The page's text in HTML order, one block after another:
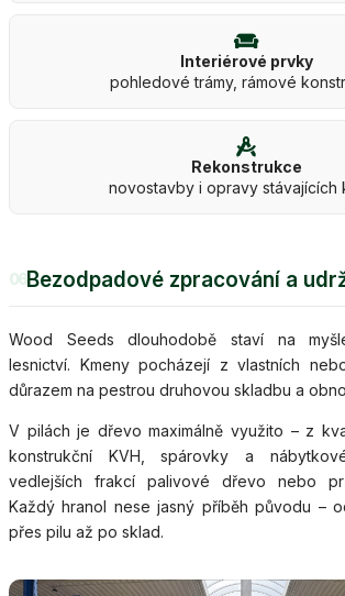
Interiérové prvky
pohledové trámy, rámové
Rekonstrukce
novostavby i opravy stávajících
06Bezodpadové zpracování a
Wood Seeds dlouhodobě staví na
lesnictví. Kmeny pocházejí z vlastních
důrazem na pestrou druhovou skladbu a
V pilách je dřevo maximálně využito – z
konstrukční KVH, spárovky a
vedlejších frakcí palivové dřevo nebo
Každý hranol nese jasný příběh původu –
přes pilu až po sklad.